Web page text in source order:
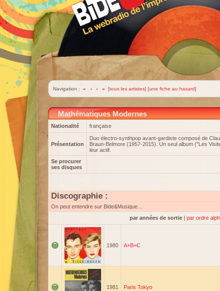
Navigation : « ‹ › » [tous les artistes] [une fiche au hasard]
Mathématiques Modernes
Nationalité française
Présentation
Duo électro-synthpop avant-gardiste composé de
Braun-Belmore (1957-2015). Un seul album ("Les
leur actif.
Se procurer
ses disques
Discographie :
On peut entendre sur Bide&Musique…
par années de sortie | par ordre
1980 A+B=C
1981 Paris Tokyo